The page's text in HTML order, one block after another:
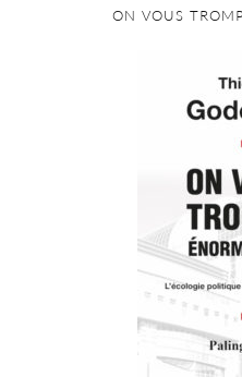
ON VOUS